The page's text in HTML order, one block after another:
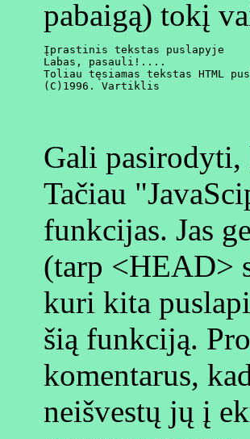
pabaigą) tokį
Įprastinis tekstas puslapyje
Labas, pasauli!....
Toliau tęsiamas tekstas HTML
Gali pasirodyti,
Tačiau
funkcijas. Jas
(tarp <HEAD>
kuri kita
šią funkciją.
komentarus,
neišvestų jų į